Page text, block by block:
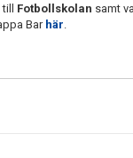
till Fotbollskolan samt
Bar här